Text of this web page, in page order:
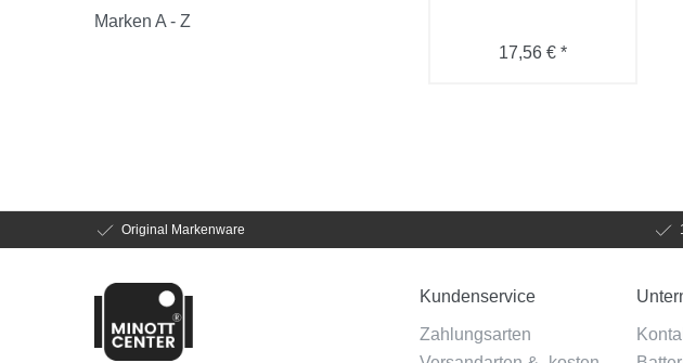
Marken A - Z
17,56 € *
Original Markenware
Kundenservice
Zahlungsarten